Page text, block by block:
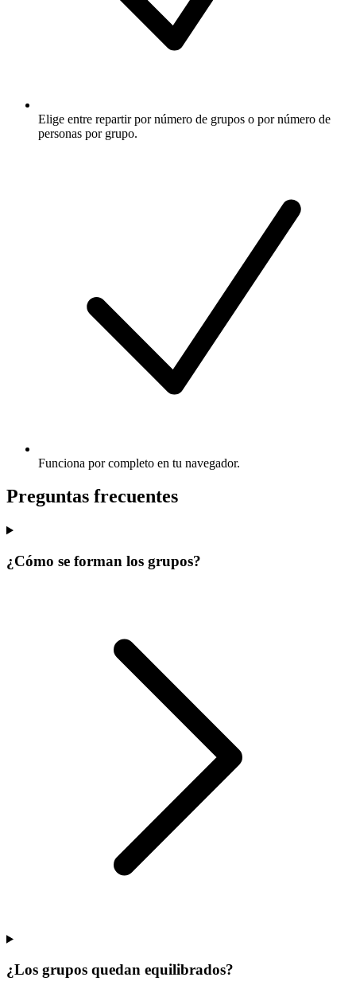
Elige entre repartir por número de grupos o por número de
personas por grupo.
Funciona por completo en tu navegador.
Preguntas frecuentes
¿Cómo se forman los grupos?
¿Los grupos quedan equilibrados?